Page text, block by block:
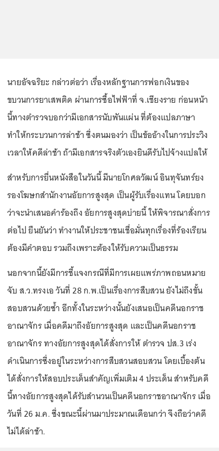
นายอัจฉริยะ กล่าวต่อว่า เรื่องหลักฐานการฟอกเงินของ
ขบวนการยาเสพติด ผ่านการซื้อไฟฟ้าที่ จ.เชียงราย ก่อนหน้า
นี้ทางตำรวจบอกว่ามีเอกสารนับพันแผ่น ที่ต้องแปลภาษา
ทำให้กระบวนการล่าช้า ซึ่งตนมองว่า เป็นข้ออ้างในการประวิง
เวลาให้คดีล่าช้า ถ้ามีเอกสารจริงตัวเองยินดีรับไปจ้างแปลให้
สำหรับการยื่นหนังสือในวันนี้ มีนายโกศลวัฒน์ อินทุจันทร์ยง
รองโฆษกสำนักงานอัยการสูงสุด เป็นผู้รับเรื่องแทน โดยบอก
ว่าจะนำเสนอคำร้องถึง อัยการสูงสุดบ่ายนี้ ให้พิจารณาสั่งการ
ต่อไป ยืนยันว่า ทำงานให้ประชาชนเชื่อมั่นทุกเรื่องที่ร้องเรียน
ต้องมีคำตอบ รวมถึงเพราะต้องให้รับความเป็นธรรม
นอกจากนี้ยังมีการชี้แจงกรณีที่มีการเผยแพร่ภาพถอนหมาย
จับ ส.ว.ทรงเอ วันที่ 28 ก.พ.เป็นเรื่องการสืบสวน ยังไม่ถึงขั้น
สอบสวนด้วยซ้ำ อีกทั้งในระหว่างนั้นยังเสนอเป็นคดีนอกราช
อาณาจักร เมื่อคดีมาถึงอัยการสูงสุด และเป็นคดีนอกราช
อาณาจักร ทางอัยการสูงสุดได้สั่งการให้ ตำรวจ ปส.3 เร่ง
ดำเนินการซึ่งอยู่ในระหว่างการสืบสวนสอบสวน โดยเบื้องต้น
ได้สั่งการให้สอบประเด็นสำคัญเพิ่มเติม 4 ประเด็น สำหรับคดี
นี้ทางอัยการสูงสุดได้รับสำนวนเป็นคดีนอกราชอาณาจักร เมื่อ
วันที่ 26 ม.ค. ซึ่งขณะนี้ผ่านมาประมาณเดือนกว่า จึงถือว่าคดี
ไม่ได้ล่าช้า.